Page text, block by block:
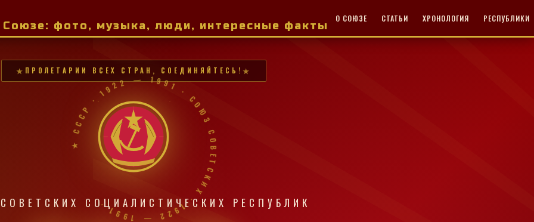
фото, музыка, люди, интересные факты
О СОЮЗЕ СТАТЬИ ХРОНОЛОГИЯ РЕСПУБЛИКИ
ПРОЛЕТАРИИ ВСЕХ СТРАН, СОЕДИНЯЙТЕСЬ!
★ СССР · 1922 — 1991 · СОЮЗ СОВЕТСКИХ · 1922 — 1991 ·
СОЦИАЛИСТИЧЕСКИХ РЕСПУБЛИК